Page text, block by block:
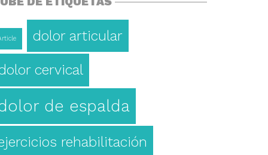
dolor articular
cervical
de espalda
rehabilitación